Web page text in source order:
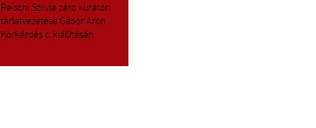
Re­ischl Szil­via záró ku­rá­to­ri
tár­lat­ve­ze­té­se Gábor Áron
Kör­kér­dés c. ki­ál­lí­tá­sán